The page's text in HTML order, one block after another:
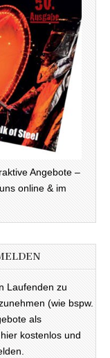
Angebote –
online & im
Laufenden zu
(wie bspw.
als
kostenlos und